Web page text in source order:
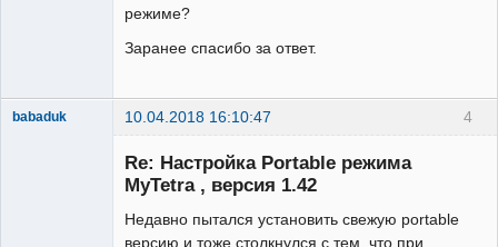
режиме?
Заранее спасибо за ответ.
4
babaduk 10.04.2018 16:10:47
Re: Настройка Portable режима
MyTetra , версия 1.42
Недавно пытался установить свежую portable
версию и тоже столкнулся с тем, что при